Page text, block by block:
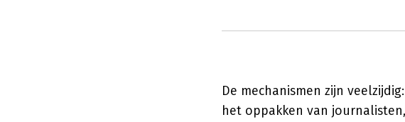
De mechanismen zijn
het oppakken van